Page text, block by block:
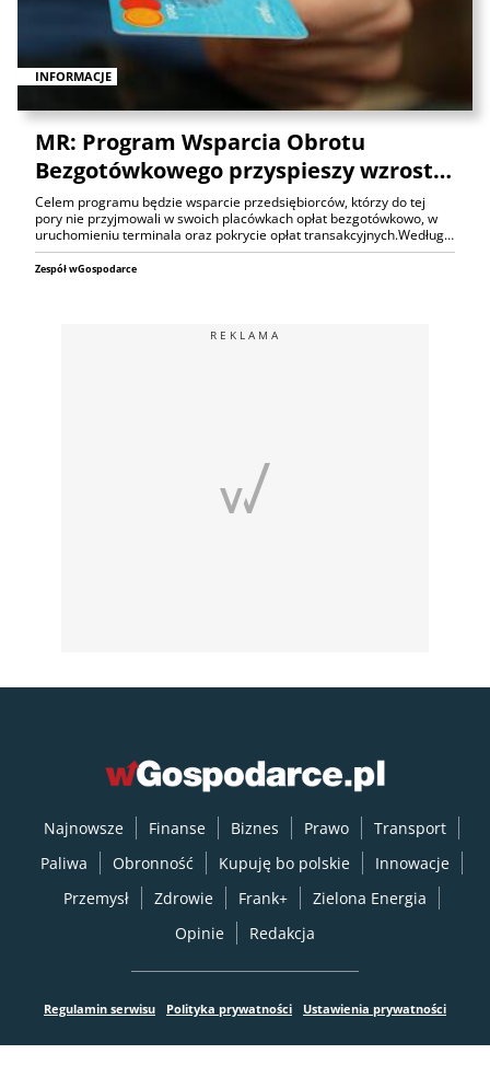
INFORMACJE
MR: Program Wsparcia Obrotu
Bezgotówkowego przyspieszy wzrost…
Celem programu będzie wsparcie przedsiębiorców, którzy do tej
pory nie przyjmowali w swoich placówkach opłat bezgotówkowo, w
uruchomieniu terminala oraz pokrycie opłat transakcyjnych.Według…
Zespół wGospodarce
REKLAMA
Najnowsze Finanse Biznes Prawo
Transport
Paliwa
Obronność Kupuję bo polskie
Innowacje
Przemysł
Zdrowie Frank+
Zielona Energia
Opinie
Redakcja
Regulamin serwisu Polityka prywatności Ustawienia prywatności